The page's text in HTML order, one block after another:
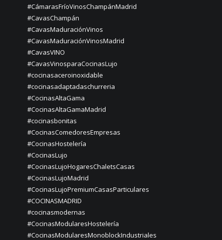
#CámarasFríoVinosChampánMadrid
#CavasChampán
#CavasMaduraciónVinos
#CavasMaduraciónVinosMadrid
#CavasVINO
#CavasVinosparaCocinasLujo
#cocinasaceroinoxidable
#cocinasadaptadaschurreria
#CocinasAltaGama
#CocinasAltaGamaMadrid
#cocinasbonitas
#CocinasComedoresEmpresas
#CocinasHostelería
#CocinasLujo
#CocinasLujoHogaresChaletsCasas
#CocinasLujoMadrid
#CocinasLujoPremiumCasasParticulares
#COCINASMADRID
#cocinasmodernas
#CocinasModularesHostelería
#CocinasModularesMonoblockIndustriales